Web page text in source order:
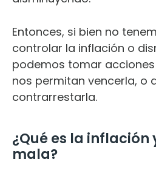
Entonces, si bien no
controlar la inflación o
podemos tomar
nos permitan vencerla, o
contrarrestarla.
¿Qué es la inflación
mala?